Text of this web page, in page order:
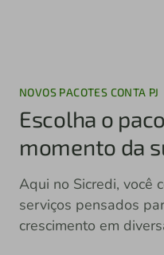
NOVOS PACOTES CONTA PJ
Escolha o
momento da
Aqui no Sicredi, você
serviços pensados
crescimento em